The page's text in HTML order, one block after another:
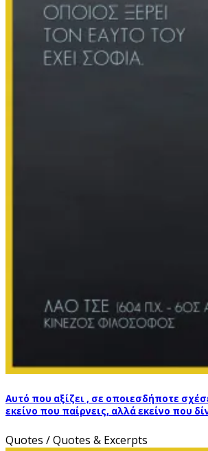
Αυτό που αξίζει , σε οποιεσδήποτε
εκείνο που παίρνεις, αλλά εκείνο που
Quotes / Quotes & Excerpts